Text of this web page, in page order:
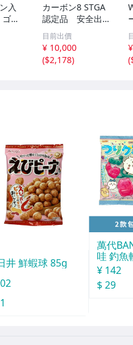
入
ル
ズ J
★限
プ
カーボン8 STGA
認定品 安全出力
基準適合品 CZ s
hadow sp01 樹
脂製 HW樹脂
フレームユニット
目前出價
¥ 10,000
($2,178)
(
井 鮮蝦球 85g
萬代
哇 釣魚
打 14g
¥ 142
$ 29